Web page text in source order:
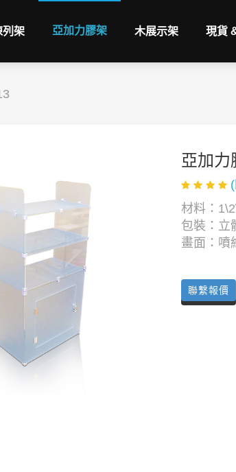
列架 亞加力膠架 木展示架 現貨
亞加力
材料：
包裝：立
畫面：噴
聯繫報價